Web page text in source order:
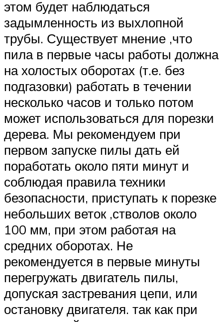
этом будет наблюдаться
задымленность из выхлопной
трубы. Существует мнение ,что
пила в первые часы работы должна
на холостых оборотах (т.е. без
подгазовки) работать в течении
несколько часов и только потом
может использоваться для порезки
дерева. Мы рекомендуем при
первом запуске пилы дать ей
поработать около пяти минут и
соблюдая правила техники
безопасности, приступать к порезке
небольших веток ,стволов около
100 мм, при этом работая на
средних оборотах. Не
рекомендуется в первые минуты
перегружать двигатель пилы,
допуская застревания цепи, или
остановку двигателя. так как при